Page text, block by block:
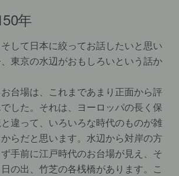
年
して日本に絞ってお話したいと思い
東京の水辺がおもしろいという話か
台場は、これまであまり正面から評
した。それは、ヨーロッパの長く保
違って、いろいろな時代のものが雑
らだと思います。水辺から対岸の方
手前に江戸時代のお台場が見え、そ
の出、竹芝の各桟橋があります。こ